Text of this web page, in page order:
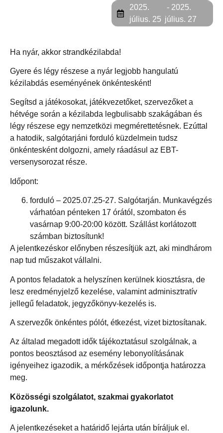
2025.
július. 25
- 2025.
július. 27
Ha nyár, akkor strandkézilabda!
Gyere és légy részese a nyár legjobb hangulatú
kézilabdás eseményének önkéntesként!
Segítsd a játékosokat, játékvezetőket, szervezőket a
hétvége során a kézilabda legbulisabb szakágában és
légy részese egy nemzetközi megmérettetésnek. Ezúttal
a hatodik, salgótarjáni forduló küzdelmein tudsz
önkéntesként dolgozni, amely ráadásul az EBT-
versenysorozat része.
Időpont:
forduló – 2025.07.25-27. Salgótarján. Munkavégzés
várhatóan pénteken 17 órától, szombaton és
vasárnap 9:00-20:00 között. Szállást korlátozott
számban biztosítunk!
A jelentkezéskor előnyben részesítjük azt, aki mindhárom
nap tud műszakot vállalni.
A pontos feladatok a helyszínen kerülnek kiosztásra, de
lesz eredményjelző kezelése, valamint adminisztratív
jellegű feladatok, jegyzőkönyv-kezelés is.
A szervezők önkéntes pólót, étkezést, vizet biztosítanak.
Az általad megadott idők tájékoztatásul szolgálnak, a
pontos beosztásod az esemény lebonyolításának
igényeihez igazodik, a mérkőzések időpontja határozza
meg.
Közösségi szolgálatot, szakmai gyakorlatot
igazolunk.
A jelentkezéseket a határidő lejárta után bíráljuk el.